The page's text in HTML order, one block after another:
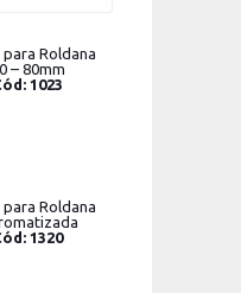
para Roldana
– 80mm
1023
para Roldana
1320